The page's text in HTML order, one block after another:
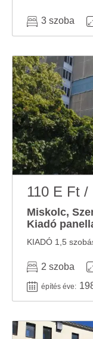
3 szoba
110 E Ft /
Miskolc,
Kiadó
2 szoba
építés éve: